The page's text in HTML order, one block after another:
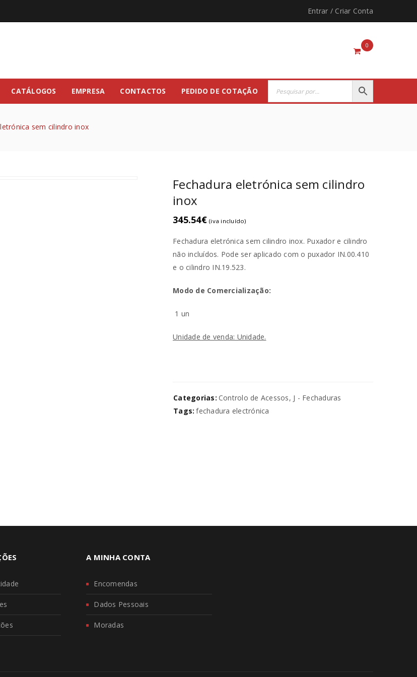
REGISTAR NOVA CONTA
experiência por toda a loja, para gerir o acesso à sua conta e
para os propósitos descritos na nossapolítica de privacidade
Entrar / Criar Conta
0
CATÁLOGOS EMPRESA CONTACTOS PEDIDO DE COTAÇÃO
sem cilindro inox
Fechadura eletrónica sem cilindro
inox
345.54€ (iva incluído)
Fechadura eletrónica sem cilindro inox. Puxador e cilindro
não incluídos. Pode ser aplicado com o puxador IN.00.410
e o cilindro IN.19.523.
Modo de Comercialização:
1 un
Unidade de venda: Unidade.
Categorias: Controlo de Acessos, J - Fechaduras
Tags: fechadura electrónica
A MINHA CONTA
Encomendas
Dados Pessoais
Moradas